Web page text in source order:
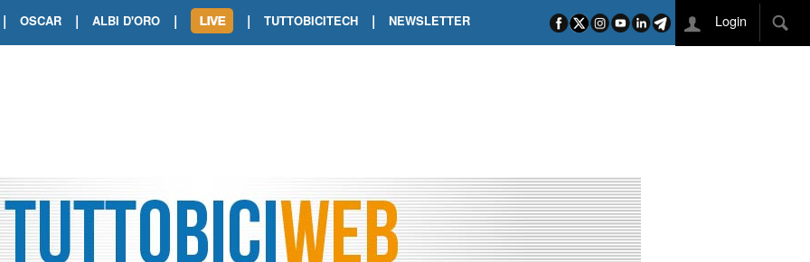
| OSCAR | ALBI D'ORO |
TOUR DE FRANCE. ORCIERES-MERLETTE INCORONA CARAPAZ
TOUR DE FRANCE. A VOIRON TRIONFO DI PHILIPSEN SU SCHMID E KOOIJ
| TUTTOBICITECH | NEWSLETTER Login